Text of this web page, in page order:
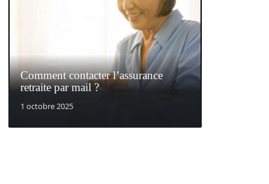
Comment contacter l’assurance
retraite par mail ?
1 octobre 2025